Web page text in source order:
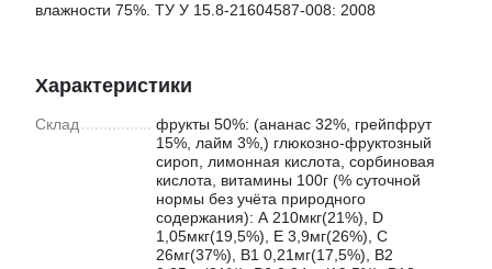
влажности 75%. ТУ У 15.8-21604587-008: 2008
Характеристики
Склад
фрукты 50%: (ананас 32%, грейпфрут
15%, лайм 3%,) глюкозно-фруктозный
сироп, лимонная кислота, сорбиновая
кислота, витамины 100г (% суточной
нормы без учёта природного
содержания): А 210мкг(21%), D
1,05мкг(19,5%), E 3,9мг(26%), С
26мг(37%), В1 0,21мг(17,5%), В2